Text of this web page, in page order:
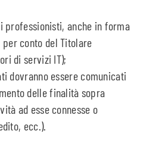
professionisti, anche in forma
conto del Titolare
di servizi IT);
dovranno essere comunicati
delle finalità sopra
ad esse connesse o
ecc.).